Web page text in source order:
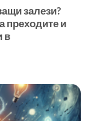
залези?
преходите и
в